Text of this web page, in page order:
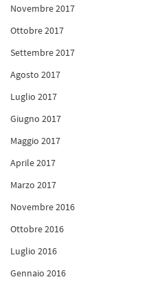
Novembre 2017
Ottobre 2017
Settembre 2017
Agosto 2017
Luglio 2017
Giugno 2017
Maggio 2017
Aprile 2017
Marzo 2017
Novembre 2016
Ottobre 2016
Luglio 2016
Gennaio 2016